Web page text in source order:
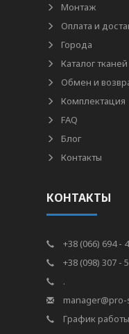
Монтаж
Оплата и
Города
Каталог тканей
Обмен и
Комплектация
FAQ
Блог
Контакты
КОНТАКТЫ
+38 (066) 694 -
+38 (098) 307 -
.
График работы